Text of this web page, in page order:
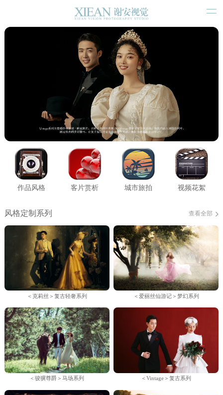
作品风格 客片赏析 城市旅拍 视频花絮
风格定制系列 查看全部
＜克莉丝＞复古轻奢系列 ＜爱丽丝仙游记＞梦幻系列
＜骏骥尊爵＞马场系列 ＜Vintage＞复古系列